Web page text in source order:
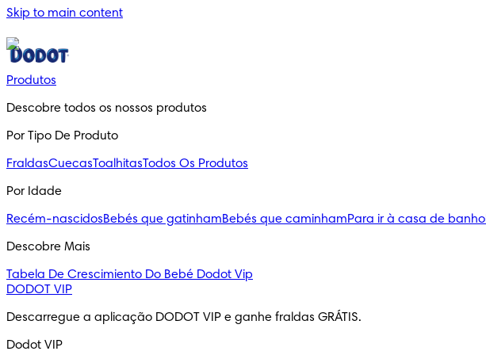
Skip to main content
Produtos
Descobre todos os nossos produtos
Por Tipo De Produto
FraldasCuecasToalhitasTodos Os Produtos
Por Idade
Recém-nascidosBebés que gatinhamBebés que caminhamPara ir à casa de banho
Descobre Mais
Tabela De Crescimiento Do Bebé Dodot Vip
DODOT VIP
Descarregue a aplicação DODOT VIP e ganhe fraldas GRÁTIS.
Dodot VIP